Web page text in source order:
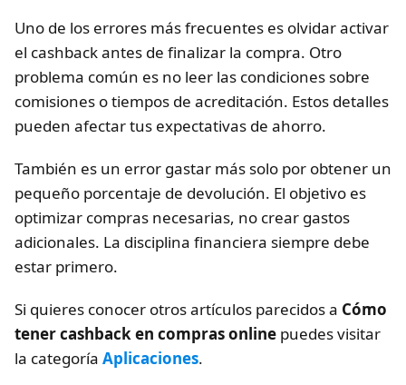
Uno de los errores más frecuentes es olvidar activar
el cashback antes de finalizar la compra. Otro
problema común es no leer las condiciones sobre
comisiones o tiempos de acreditación. Estos detalles
pueden afectar tus expectativas de ahorro.
También es un error gastar más solo por obtener un
pequeño porcentaje de devolución. El objetivo es
optimizar compras necesarias, no crear gastos
adicionales. La disciplina financiera siempre debe
estar primero.
Si quieres conocer otros artículos parecidos a Cómo
tener cashback en compras online puedes visitar
la categoría Aplicaciones.